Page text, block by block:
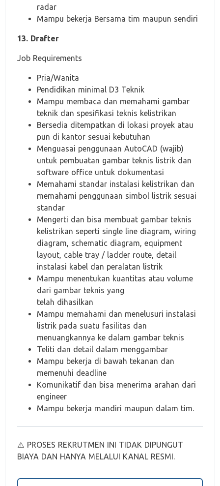
radar
Mampu bekerja Bersama tim maupun sendiri
13. Drafter
Job Requirements
Pria/Wanita
Pendidikan minimal D3 Teknik
Mampu membaca dan memahami gambar
teknik dan spesifikasi teknis kelistrikan
Bersedia ditempatkan di lokasi proyek atau
pun di kantor sesuai kebutuhan
Menguasai penggunaan AutoCAD (wajib)
untuk pembuatan gambar teknis listrik dan
software office untuk dokumentasi
Memahami standar instalasi kelistrikan dan
memahami penggunaan simbol listrik sesuai
standar
Mengerti dan bisa membuat gambar teknis
kelistrikan seperti single line diagram, wiring
diagram, schematic diagram, equipment
layout, cable tray / ladder route, detail
instalasi kabel dan peralatan listrik
Mampu menentukan kuantitas atau volume
dari gambar teknis yang
telah dihasilkan
Mampu memahami dan menelusuri instalasi
listrik pada suatu fasilitas dan
menuangkannya ke dalam gambar teknis
Teliti dan detail dalam menggambar
Mampu bekerja di bawah tekanan dan
memenuhi deadline
Komunikatif dan bisa menerima arahan dari
engineer
Mampu bekerja mandiri maupun dalam tim.
⚠️ PROSES REKRUTMEN INI TIDAK DIPUNGUT
BIAYA DAN HANYA MELALUI KANAL RESMI.